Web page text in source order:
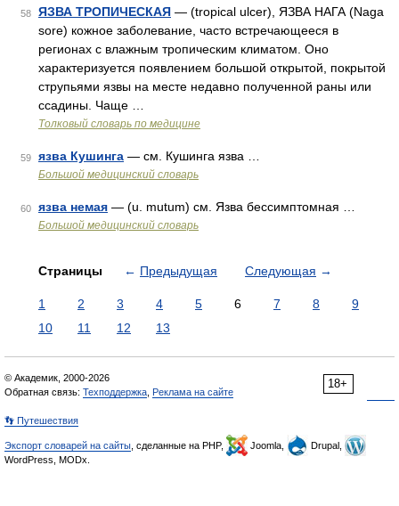
58 ЯЗВА ТРОПИЧЕСКАЯ — (tropical ulcer), ЯЗВА НАГА (Naga
sore) кожное заболевание, часто встречающееся в
регионах с влажным тропическим климатом. Оно
характеризуется появлением большой открытой, покрытой
струпьями язвы на месте недавно полученной раны или
ссадины. Чаще …
Толковый словарь по медицине
59 язва Кушинга — см. Кушинга язва …
Большой медицинский словарь
60 язва немая — (u. mutum) см. Язва бессимптомная …
Большой медицинский словарь
Страницы ← Предыдущая Следующая →
1 2 3 4 5 6 7 8
9
10
11 12 13
18+
© Академик, 2000-2026
Обратная связь: Техподдержка Реклама на сайте
👣 Путешествия
Экспорт словарей на сайты , сделанные на PHP, Joomla,
Drupal,
WordPress, MODx.